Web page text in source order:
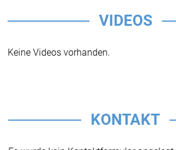
VIDEOS
Keine Videos vorhanden.
KONTAKT